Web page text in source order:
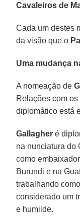
Cavaleiros de
Cada um destes
da visão que o
Uma mudança
A nomeação de
Relações com
diplomático está
Gallagher é
na nunciatura do
como
Burundi e na
trabalhando
considerado um
e humilde.